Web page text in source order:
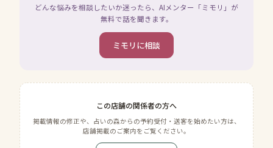
どんな悩みを相談したいか迷ったら、AIメンター「ミモリ」が
無料で話を聞きます。
ミモリに相談
この店舗の関係者の方へ
掲載情報の修正や、占いの森からの予約受付・送客を始めたい方は、
店舗掲載のご案内をご覧ください。